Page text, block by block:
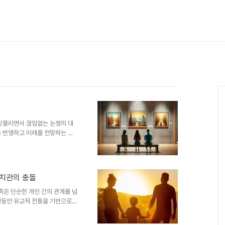
리면서 끊임없는 논쟁의 대
영하고 미래를 전망하는 역
들은 많은 논란을 불러일으
위화(余華)의 『허삼관 매혈
현대문학에서 가장 널리 읽
관의 충돌
은 단순한 개인 간의 관계를 넘
안 유교적 전통을 기반으로
기 이후 중국이 겪은 정치